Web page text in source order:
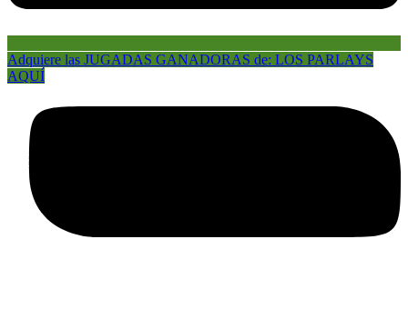
Adquiere las JUGADAS GANADORAS de: LOS PARLAYS
AQUÍ